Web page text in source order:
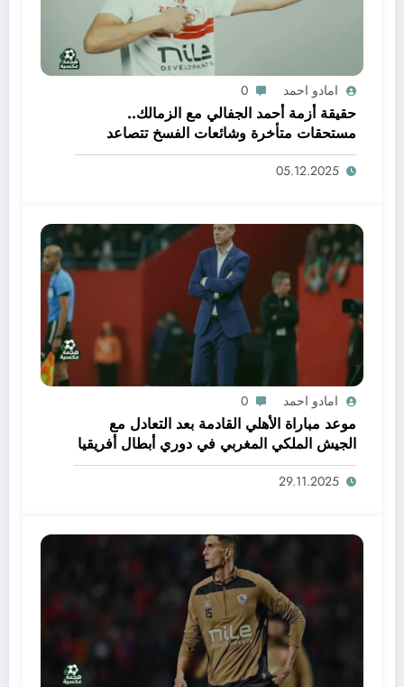
امادو احمد 0
حقيقة أزمة أحمد الجفالي مع الزمالك..
مستحقات متأخرة وشائعات الفسخ تتصاعد
05.12.2025
امادو احمد 0
موعد مباراة الأهلي القادمة بعد التعادل مع
الجيش الملكي المغربي في دوري أبطال أفريقيا
واستعدادات الفريق
29.11.2025